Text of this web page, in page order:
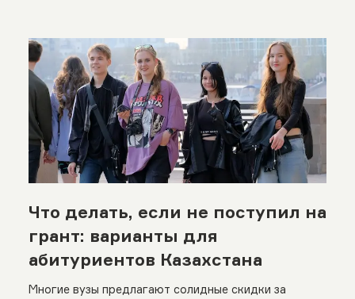
Что делать, если не поступил на
грант: варианты для
абитуриентов Казахстана
Многие вузы предлагают солидные скидки за